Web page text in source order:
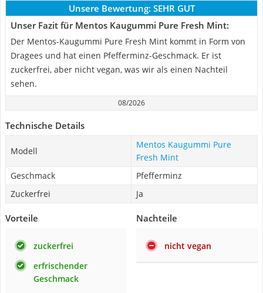
Unsere Bewertung: SEHR GUT
Unser Fazit für Mentos Kaugummi Pure Fresh Mint:
Der Mentos-Kaugummi Pure Fresh Mint kommt in Form von
Dragees und hat einen Pfefferminz-Geschmack. Er ist
zuckerfrei, aber nicht vegan, was wir als einen Nachteil
sehen.
08/2026
Technische Details
Modell
Mentos Kaugummi Pure
Fresh Mint
Geschmack
Pfefferminz
Zuckerfrei
Ja
Vorteile
zuckerfrei
erfrischender
Geschmack
Nachteile
nicht vegan